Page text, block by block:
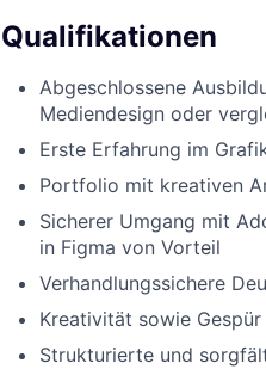
Qualifikationen
Abgeschlossene
Mediendesign oder
Erste Erfahrung im
Portfolio mit kreativen
Sicherer Umgang mit
in Figma von Vorteil
Verhandlungssichere
Kreativität sowie
Strukturierte und